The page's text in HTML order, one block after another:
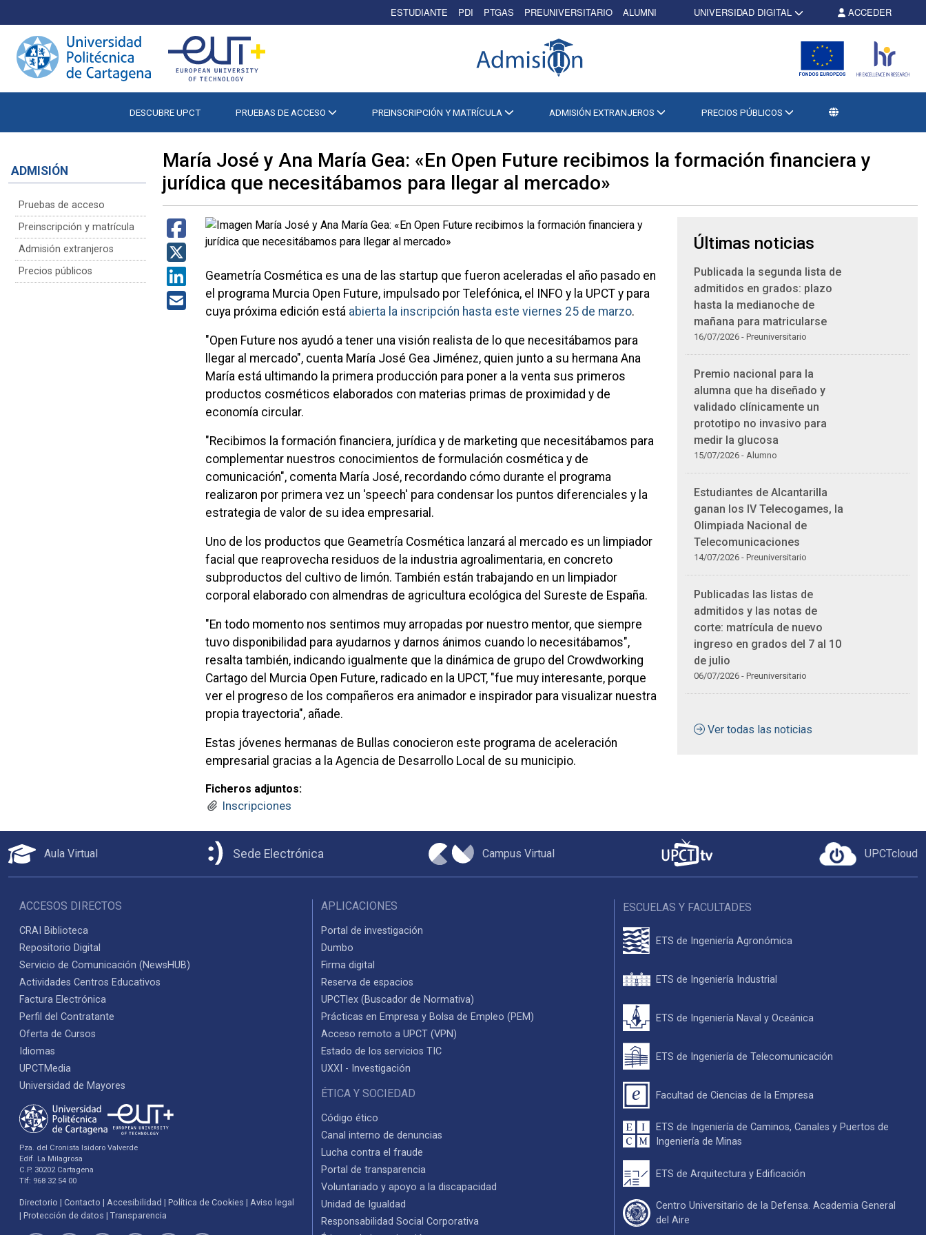
ESTUDIANTE PDI PTGAS PREUNIVERSITARIO ALUMNI UNIVERSIDAD DIGITAL ACCEDER
DESCUBRE UPCT PRUEBAS DE ACCESO PREINSCRIPCIÓN Y MATRÍCULA ADMISIÓN EXTRANJEROS PRECIOS PÚBLICOS
ADMISIÓN
Pruebas de acceso
Preinscripción y matrícula
Admisión extranjeros
Precios públicos
María José y Ana María Gea: «En Open Future recibimos la formación financiera y
jurídica que necesitábamos para llegar al mercado»
Geametría Cosmética es una de las startup que fueron aceleradas el año pasado en
el programa Murcia Open Future, impulsado por Telefónica, el INFO y la UPCT y para
cuya próxima edición está abierta la inscripción hasta este viernes 25 de marzo.
"Open Future nos ayudó a tener una visión realista de lo que necesitábamos para
llegar al mercado", cuenta María José Gea Jiménez, quien junto a su hermana Ana
María está ultimando la primera producción para poner a la venta sus primeros
productos cosméticos elaborados con materias primas de proximidad y de
economía circular.
"Recibimos la formación financiera, jurídica y de marketing que necesitábamos para
complementar nuestros conocimientos de formulación cosmética y de
comunicación", comenta María José, recordando cómo durante el programa
realizaron por primera vez un 'speech' para condensar los puntos diferenciales y la
estrategia de valor de su idea empresarial.
Uno de los productos que Geametría Cosmética lanzará al mercado es un limpiador
facial que reaprovecha residuos de la industria agroalimentaria, en concreto
subproductos del cultivo de limón. También están trabajando en un limpiador
corporal elaborado con almendras de agricultura ecológica del Sureste de España.
"En todo momento nos sentimos muy arropadas por nuestro mentor, que siempre
tuvo disponibilidad para ayudarnos y darnos ánimos cuando lo necesitábamos",
resalta también, indicando igualmente que la dinámica de grupo del Crowdworking
Cartago del Murcia Open Future, radicado en la UPCT, "fue muy interesante, porque
ver el progreso de los compañeros era animador e inspirador para visualizar nuestra
propia trayectoria", añade.
Estas jóvenes hermanas de Bullas conocieron este programa de aceleración
empresarial gracias a la Agencia de Desarrollo Local de su municipio.
Ficheros adjuntos:
Inscripciones
Últimas noticias
Publicada la segunda lista de
admitidos en grados: plazo
hasta la medianoche de
mañana para matricularse
16/07/2026 - Preuniversitario
Premio nacional para la
alumna que ha diseñado y
validado clínicamente un
prototipo no invasivo para
medir la glucosa
15/07/2026 - Alumno
Estudiantes de Alcantarilla
ganan los IV Telecogames, la
Olimpiada Nacional de
Telecomunicaciones
14/07/2026 - Preuniversitario
Publicadas las listas de
admitidos y las notas de
corte: matrícula de nuevo
ingreso en grados del 7 al 10
de julio
06/07/2026 - Preuniversitario
Ver todas las noticias
Aula Virtual Sede Electrónica Campus Virtual UPCTcloud
ACCESOS DIRECTOS
CRAI Biblioteca
Repositorio Digital
Servicio de Comunicación (NewsHUB)
Actividades Centros Educativos
Factura Electrónica
Perfil del Contratante
Oferta de Cursos
Idiomas
UPCTMedia
Universidad de Mayores
Pza. del Cronista Isidoro Valverde
Edif. La Milagrosa
C.P. 30202 Cartagena
Tlf: 968 32 54 00
Directorio Contacto Accesibilidad Política de Cookies
Aviso legal
Protección de datos
Transparencia
APLICACIONES
Portal de investigación
Dumbo
Firma digital
Reserva de espacios
UPCTlex (Buscador de Normativa)
Prácticas en Empresa y Bolsa de Empleo (PEM)
Acceso remoto a UPCT (VPN)
Estado de los servicios TIC
UXXI - Investigación
ÉTICA Y SOCIEDAD
Código ético
Canal interno de denuncias
Lucha contra el fraude
Portal de transparencia
Voluntariado y apoyo a la discapacidad
Unidad de Igualdad
Responsabilidad Social Corporativa
ESCUELAS Y FACULTADES
ETS de Ingeniería Agronómica
ETS de Ingeniería Industrial
ETS de Ingeniería Naval y Oceánica
ETS de Ingeniería de Telecomunicación
Facultad de Ciencias de la Empresa
ETS de Ingeniería de Caminos, Canales y Puertos de
Ingeniería de Minas
ETS de Arquitectura y Edificación
Centro Universitario de la Defensa. Academia General
del Aire